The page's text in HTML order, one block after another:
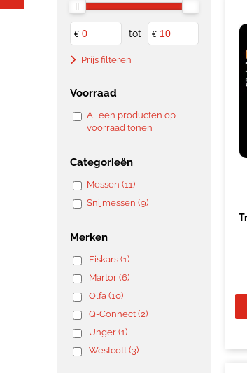
€ tot €
Prijs filteren
Voorraad
Alleen producten op
voorraad tonen
Categorieën
Messen (11)
Snijmessen (9)
Merken
Fiskars (1)
Martor (6)
Olfa (10)
Q-Connect (2)
Unger (1)
Westcott (3)